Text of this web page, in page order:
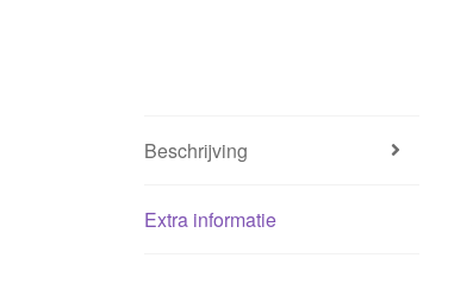
Beschrijving
Extra informatie